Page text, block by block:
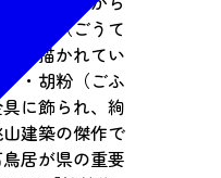
天井（ごうて
が描かれてい
・胡粉（ごふ
に飾られ、絢
建築の傑作で
居が県の重要